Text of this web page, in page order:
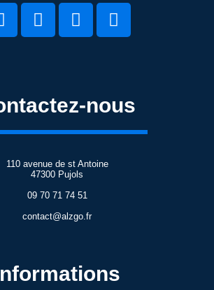
nous
110 avenue de st Antoine
47300 Pujols
09 70 71 74 51
contact@alzgo.fr